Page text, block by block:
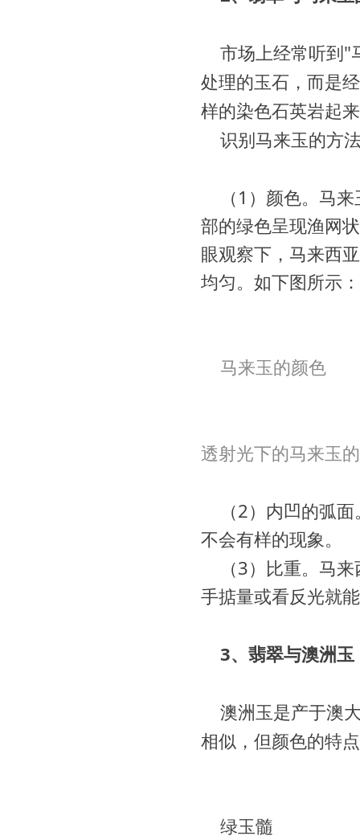
市场上经常听到"
处理的玉石，而是
样的染色石英岩起
识别马来玉的方
（1）颜色。 马
部的绿色呈现渔网
眼观察下，马来西
均匀。如下图所示
马来玉的颜色
透射光下的马来玉
（2）内凹的弧
不会有样的现象。
（3）比重。 马
手掂量或看反光就
3、翡翠与澳洲
澳洲玉是产于澳
相似，但颜色的特
绿玉髓